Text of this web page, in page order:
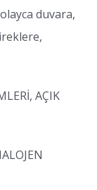
duvara,
AÇIK